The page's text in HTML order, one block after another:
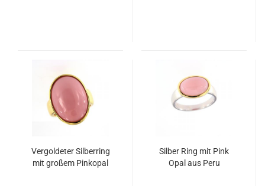
Vergoldeter Silberring
mit großem Pinkopal
Silber Ring mit Pink
Opal aus Peru